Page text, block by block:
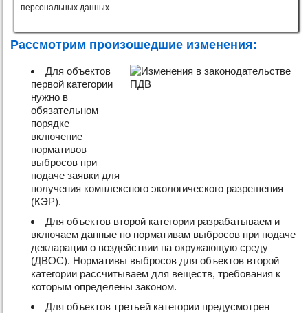
персональных данных.
Рассмотрим произошедшие изменения:
Для объектов
первой категории
нужно в
обязательном
порядке
включение
нормативов
выбросов при
подаче заявки для
получения комплексного экологического разрешения
(КЭР).
Для объектов второй категории разрабатываем и
включаем данные по нормативам выбросов при подаче
декларации о воздействии на окружающую среду
(ДВОС). Нормативы выбросов для объектов второй
категории рассчитываем для веществ, требования к
которым определены законом.
Для объектов третьей категории предусмотрен